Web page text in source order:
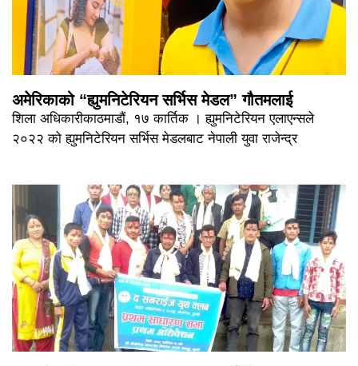
अमेरिकाको “ह्युमनिटेरियन सर्भिस मेडल” गौतमलाई
शिला अधिकारीकाठमाडौं, १७ कार्तिक । ह्युमनिटेरियन एलाएन्सले
२०२२ को ह्युमनिटेरियन सर्भिस मेडलबाट नेपाली युवा राजेन्द्र